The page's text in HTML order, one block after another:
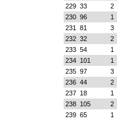
229 33 2
230 96 1
231
81 3
232 32 2
233 54 1
234 101 1
235 97 3
236 44 2
237 18 1
238 105 2
239 65 1